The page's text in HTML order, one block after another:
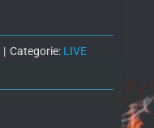
| Categorie: LIVE